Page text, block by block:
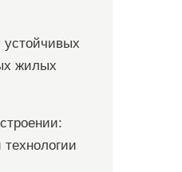
устойчивых
жилых